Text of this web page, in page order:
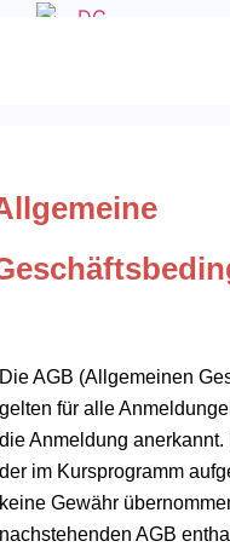
Die AGB (Allgemeinen
gelten für alle
die Anmeldung
der im Kursprogramm
keine Gewähr
nachstehenden AGB